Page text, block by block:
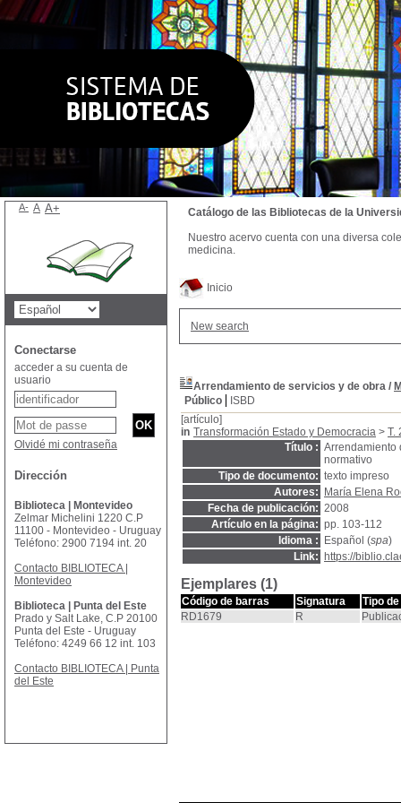
Inicio
New search
Arrendamiento de servicios y de obra /
Público
ISBD
[artículo]
in Transformación Estado y Democracia > T.
Título : Arrendamiento
normativo
Tipo de documento: texto impreso
Autores:
María Elena
Fecha de publicación: 2008
Artículo en la página: pp. 103-112
Idioma :
Español (spa)
Link:
https://
Ejemplares (1)
Código de barras Signatura
Tipo
RD1679
R
Catálogo de las Bibliotecas de la
Nuestro acervo cuenta con una diversa
medicina.
A- A A+
Conectarse
acceder a su cuenta de
usuario
Olvidé mi contraseña
Dirección
Biblioteca | Montevideo
Zelmar Michelini 1220 C.P
11100 - Montevideo - Uruguay
Teléfono: 2900 7194 int. 20
Contacto BIBLIOTECA |
Montevideo
Biblioteca | Punta del Este
Prado y Salt Lake, C.P 20100
Punta del Este - Uruguay
Teléfono: 4249 66 12 int. 103
Contacto BIBLIOTECA | Punta
del Este